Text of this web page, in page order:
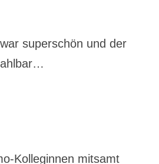
superschön und der
Kolleginnen mitsamt